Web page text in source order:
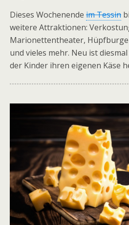
Dieses Wochenende im Tessin
weitere Attraktionen:
Marionettentheater,
und vieles mehr. Neu ist
der Kinder ihren eigenen Käse